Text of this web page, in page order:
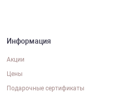
Информация
Акции
Цены
Подарочные сертификаты